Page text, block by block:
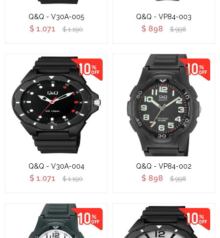
Q&Q - V30A-005
$ 1.071 $ 1.190
Q&Q - VP84-003
$ 898 $ 998
Q&Q - V30A-004
$ 1.071 $ 1.190
Q&Q - VP84-002
$ 898 $ 998